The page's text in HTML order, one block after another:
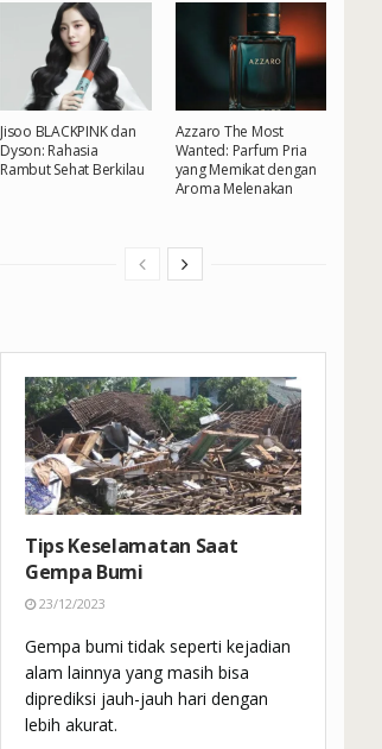
Jisoo BLACKPINK dan
Dyson: Rahasia
Rambut Sehat Berkilau
Azzaro The Most
Wanted: Parfum Pria
yang Memikat dengan
Aroma Melenakan
Tips Keselamatan Saat
Gempa Bumi
23/12/2023
Gempa bumi tidak seperti kejadian
alam lainnya yang masih bisa
diprediksi jauh-jauh hari dengan
lebih akurat.